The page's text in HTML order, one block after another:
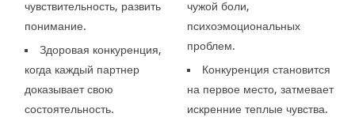
чувствительность, развить
понимание.
Здоровая конкуренция,
когда каждый партнер
доказывает свою
состоятельность.
чужой боли,
психоэмоциональных
проблем.
Конкуренция становится
на первое место, затмевает
искренние теплые чувства.